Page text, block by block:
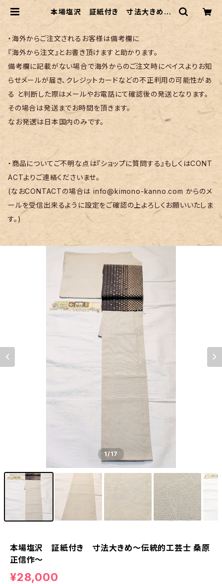
本場塩沢 証紙付き 寸法大きめ〜
伝統的工芸士 桑原正信作〜 | リサイ
・海外からご注文されるお客様は備考欄に
『海外から注文』とお書き頂けますと助かります。
備考欄に記載がない場合で海外からのご注文時にベイスよりお知
らせメールが届き、クレジットカードなどの不正利用の可能性があ
る と判断した際はメールやお電話にて確認後の発送となります。
その場合は発送までお時間を頂きます。
なお発送は日本国内のみです。
・商品についてご不明な点は『ショップに質問する』もしくはCONT
ACTよりご連絡くださいませ。
(なおCONTACTの場合はinfo@kimono-kanno.com からのメ
ールを受信出来るように設定をご確認の上よろしくお願いいたしま
す。)
1/17
本場塩沢 証紙付き 寸法大きめ〜伝統的工芸士 桑原
正信作〜
¥28,000